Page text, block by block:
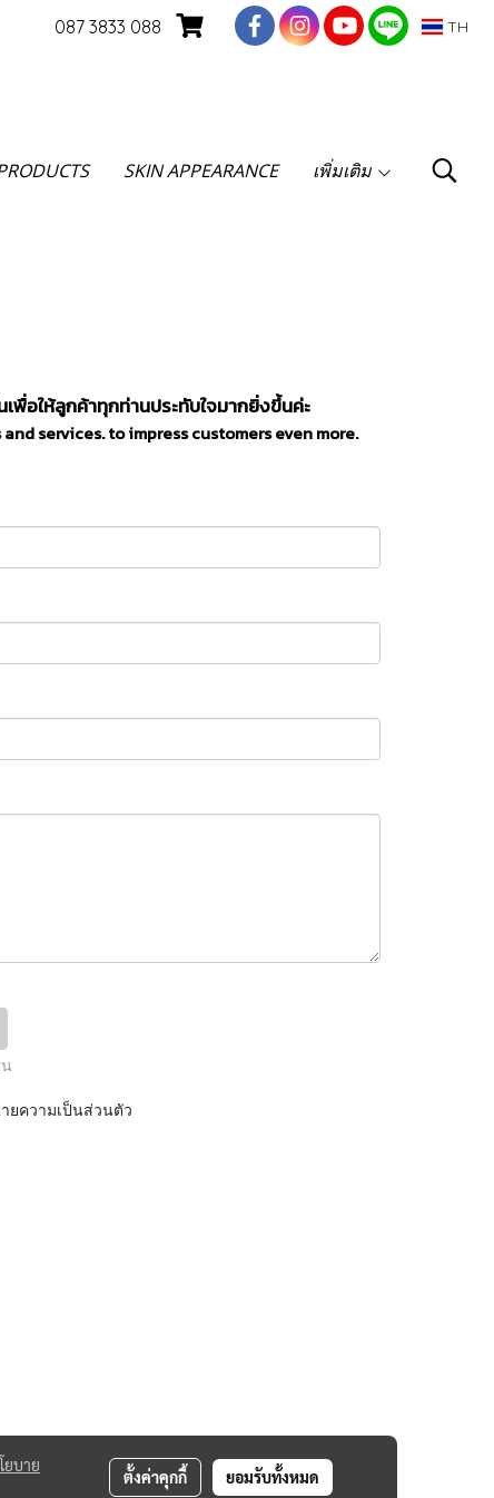
087 3833 088 TH
SKIN APPEARANCE เพิ่มเติม
อให้ลูกค้าทุกท่านประทับใจมากยิ่งขึ้นค่ะ
services. to impress customers even more.
ยความเป็นส่วนตัว
ยบาย
ตั้งค่าคุกกี้ ยอมรับทั้งหมด